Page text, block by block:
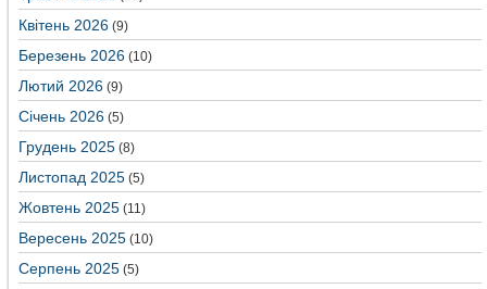
Квітень 2026 (9)
Березень 2026 (10)
Лютий 2026 (9)
Січень 2026 (5)
Грудень 2025 (8)
Листопад 2025 (5)
Жовтень 2025 (11)
Вересень 2025 (10)
Серпень 2025 (5)